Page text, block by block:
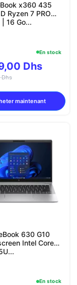
x360 435
Ryzen 7 PRO
16 Go...
En stock
Dhs
Dhs
maintenant
630 G10
Intel Core
En stock